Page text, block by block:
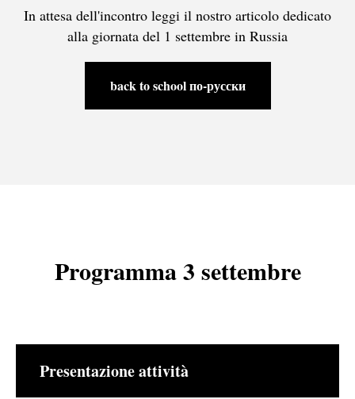
In attesa dell'incontro leggi il nostro articolo dedicato
alla giornata del 1 settembre in Russia
back to school по-русски
Programma 3 settembre
Presentazione attività